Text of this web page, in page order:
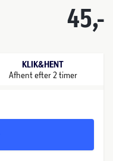
45,-
KLIK&HENT
Afhent efter 2 timer